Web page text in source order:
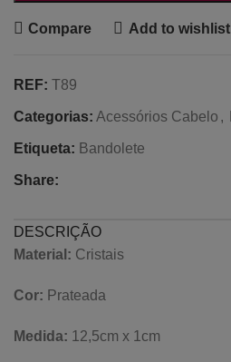
Compare Add to wishlist
REF: T89
Categorias: Acessórios Cabelo ,
Etiqueta: Bandolete
Share:
DESCRIÇÃO
Material: Cristais
Cor: Prateada
Medida: 12,5cm x 1cm